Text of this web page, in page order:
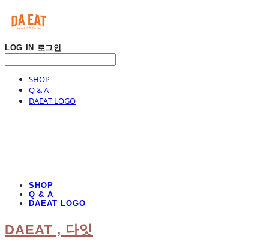
LOG IN 로그인
SHOP
Q & A
DAEAT LOGO
SHOP
Q & A
DAEAT LOGO
DAEAT , 다잇